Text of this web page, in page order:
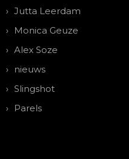
Jutta Leerdam
Monica Geuze
Alex Soze
nieuws
Slingshot
Parels